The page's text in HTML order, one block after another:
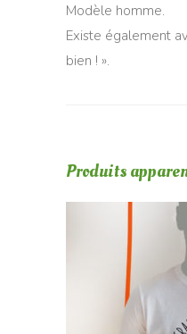
Modèle homme.
Existe également
bien ! ».
Produits